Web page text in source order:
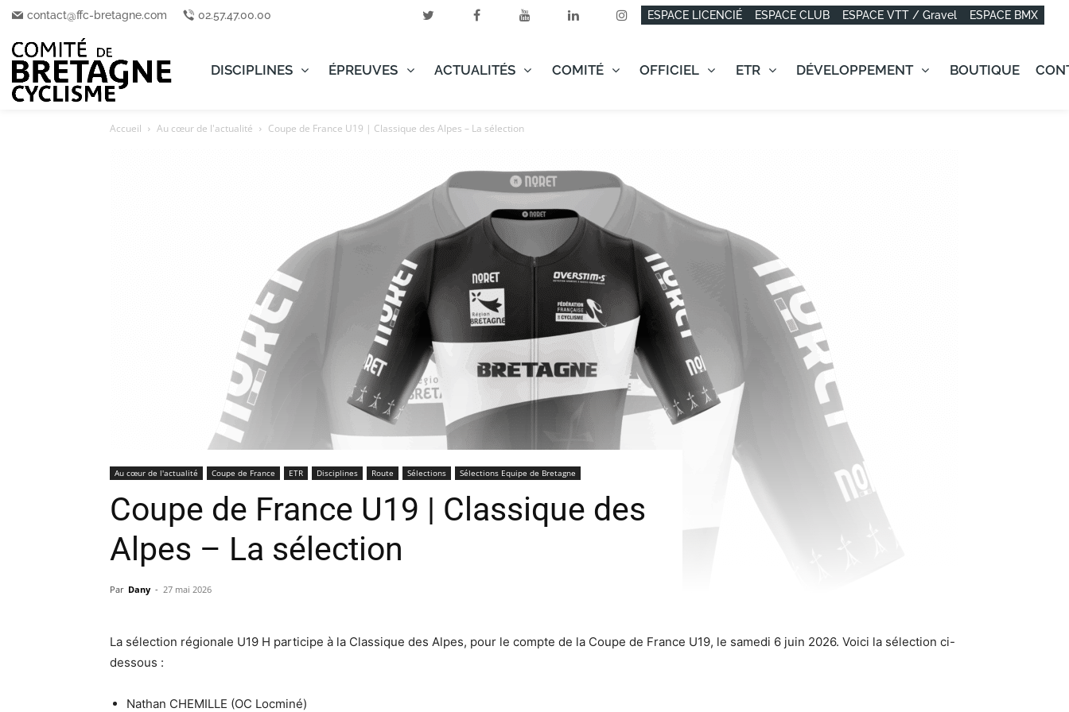
contact@ffc-bretagne.com 02.57.47.00.00 ESPACE LICENCIÉ ESPACE CLUB ESPACE VTT / Gravel ESPACE BMX
DISCIPLINES ÉPREUVES ACTUALITÉS COMITÉ OFFICIEL ETR DÉVELOPPEMENT BOUTIQUE
Accueil Au cœur de l'actualité Coupe de France U19 | Classique des Alpes – La sélection
Au cœur de l'actualité Coupe de France ETR Disciplines Route Sélections Sélections Equipe de Bretagne
Coupe de France U19 | Classique des
Alpes – La sélection
Par Dany - 27 mai 2026
La sélection régionale U19 H participe à la Classique des Alpes, pour le compte de la Coupe de France U19, le samedi 6 juin 2026. Voici la sélection ci-
dessous :
Nathan CHEMILLE (OC Locminé)